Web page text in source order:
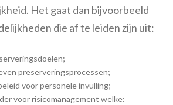
Het gaat dan bijvoorbeeld
die af te leiden zijn uit:
preserveringsprocessen;
voor personele invulling;
voor risicomanagement welke: